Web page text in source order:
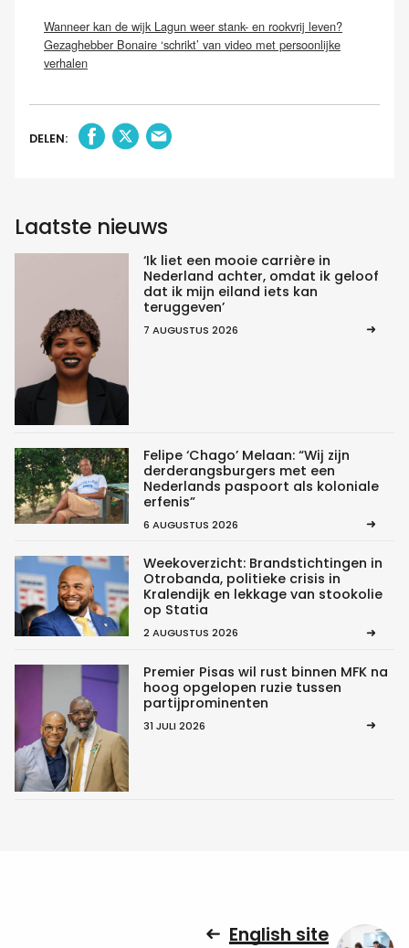
Wanneer kan de wijk Lagun weer stank- en rookvrij leven?
Gezaghebber Bonaire ‘schrikt’ van video met persoonlijke
verhalen
DELEN:
Laatste nieuws
‘Ik liet een mooie carrière in
Nederland achter, omdat ik geloof
dat ik mijn eiland iets kan
teruggeven’
7 AUGUSTUS 2026
Felipe ‘Chago’ Melaan: “Wij zijn
derderangsburgers met een
Nederlands paspoort als koloniale
erfenis”
6 AUGUSTUS 2026
Weekoverzicht: Brandstichtingen in
Otrobanda, politieke crisis in
Kralendijk en lekkage van stookolie
op Statia
2 AUGUSTUS 2026
Premier Pisas wil rust binnen MFK na
hoog opgelopen ruzie tussen
partijprominenten
31 JULI 2026
English site